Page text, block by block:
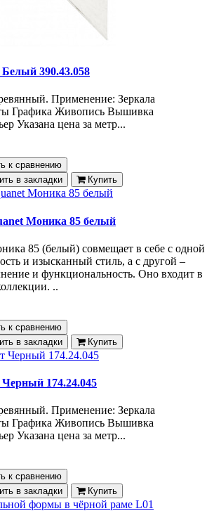
390.43.058
Применение: Зеркала
Графика Живопись Вышивка
Указана цена за метр...
к сравнению
в закладки Купить
Моника 85 белый
85 (белый) совмещает в себе с одной
и изысканный стиль, а с другой –
и функциональность. Оно входит в
..
к сравнению
в закладки Купить
174.24.045
Применение: Зеркала
Графика Живопись Вышивка
Указана цена за метр...
к сравнению
в закладки Купить